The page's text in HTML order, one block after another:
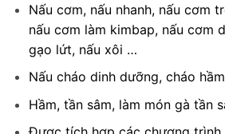
Nấu cơm, nấu nhanh, nấu cơm
nấu cơm làm kimbap, nấu cơm
gạo lứt, nấu xôi …
Nấu cháo dinh dưỡng, cháo
Hầm, tần sâm, làm món gà tần